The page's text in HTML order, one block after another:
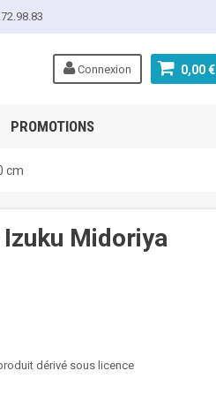
0,00 €
Connexion
PROMOTIONS
cm
Midoriya
dérivé sous licence